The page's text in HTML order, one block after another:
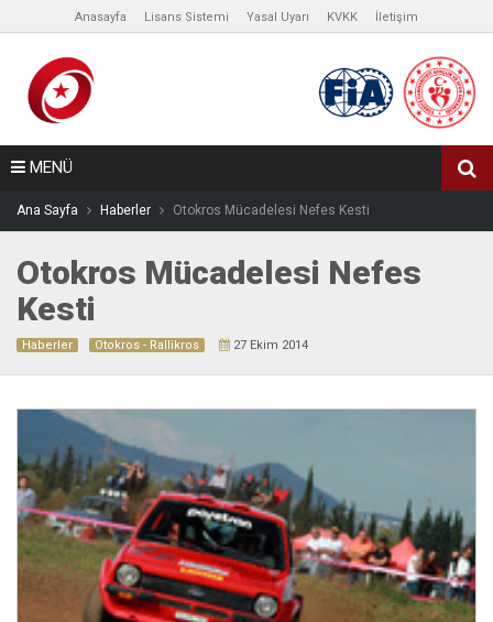
Anasayfa Lisans Sistemi Yasal Uyarı KVKK İletişim
MENÜ
Ana Sayfa Haberler Otokros Mücadelesi Nefes Kesti
Otokros Mücadelesi Nefes
Kesti
Haberler Otokros - Rallikros 27 Ekim 2014